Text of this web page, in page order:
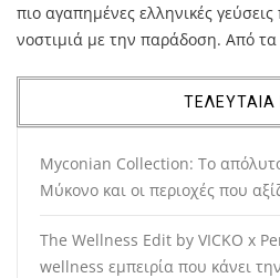
πιο αγαπημένες ελληνικές
νοστιμιά με την παράδοση. Από
ΤΕΛΕΥΤΑΙΑ
Myconian Collection: Το
Μύκονο και οι περιοχές που
The Wellness Edit by VICKO x
wellness εμπειρία που κάνει